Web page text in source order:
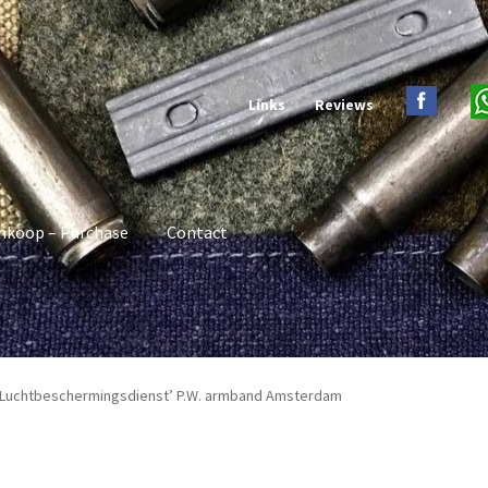
Links Reviews
– Purchase Contact
P.W. armband Amsterdam